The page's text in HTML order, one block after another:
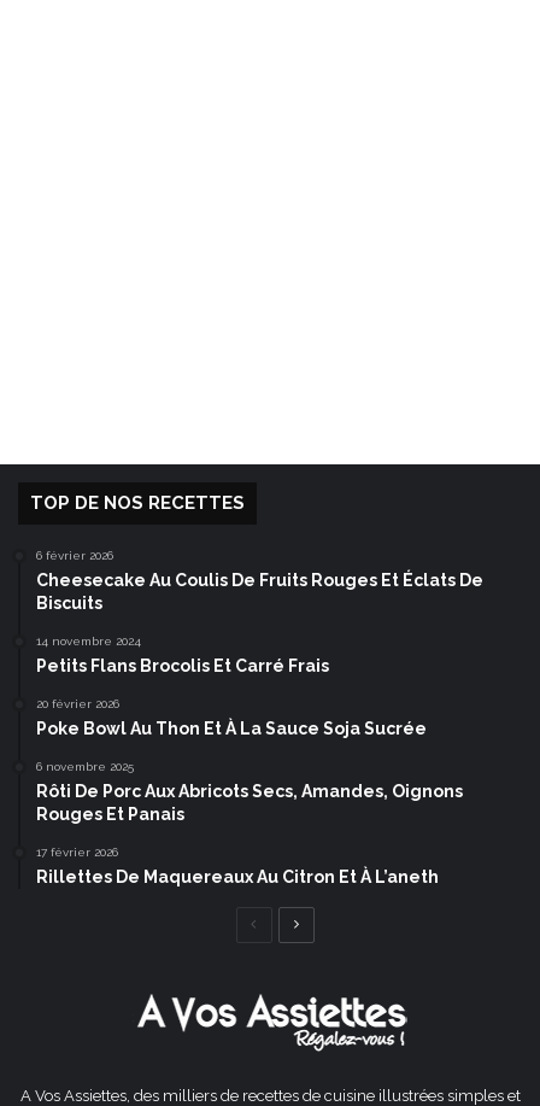
TOP DE NOS RECETTES
6 février 2026
Cheesecake Au Coulis De Fruits Rouges Et Éclats De
Biscuits
14 novembre 2024
Petits Flans Brocolis Et Carré Frais
20 février 2026
Poke Bowl Au Thon Et À La Sauce Soja Sucrée
6 novembre 2025
Rôti De Porc Aux Abricots Secs, Amandes, Oignons
Rouges Et Panais
17 février 2026
Rillettes De Maquereaux Au Citron Et À L’aneth
Page
A Vos Assiettes, des milliers de recettes de cuisine illustrées simples et